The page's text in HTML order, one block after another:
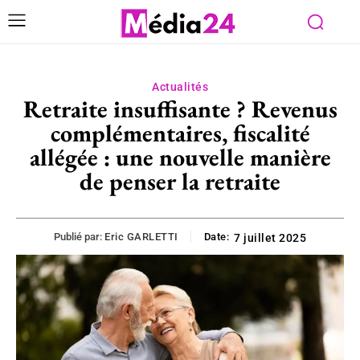
Actualités
Retraite insuffisante ? Revenus
complémentaires, fiscalité
allégée : une nouvelle manière
de penser la retraite
Publié par: Eric GARLETTI Date: 7 juillet 2025